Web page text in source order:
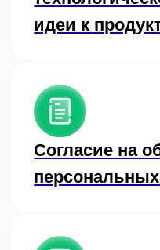
Соглашение о
развития проектов
технологического
идеи к продукту»
информационными